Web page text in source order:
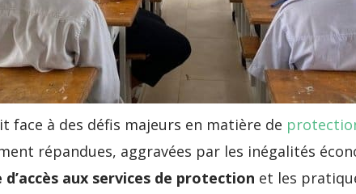
face à des défis majeurs en matière de
répandues, aggravées par les inégalités
d’accès aux services de protection et les